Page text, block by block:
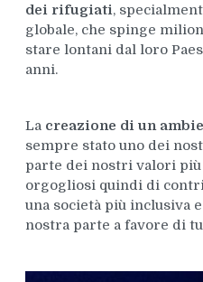
dei rifugiati,
globale, che spinge
stare lontani dal loro
anni.
La creazione di un
sempre stato uno dei
parte dei nostri valori
orgogliosi quindi di
una società più inclusiva
nostra parte a favore di